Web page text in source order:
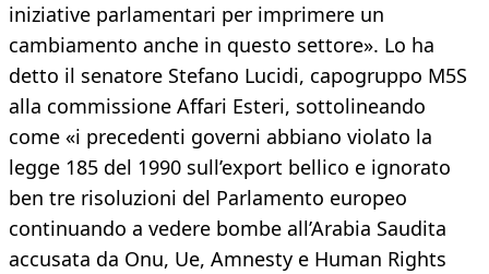
iniziative parlamentari per imprimere un
cambiamento anche in questo settore». Lo ha
detto il senatore Stefano Lucidi, capogruppo M5S
alla commissione Affari Esteri, sottolineando
come «i precedenti governi abbiano violato la
legge 185 del 1990 sull’export bellico e ignorato
ben tre risoluzioni del Parlamento europeo
continuando a vedere bombe all’Arabia Saudita
accusata da Onu, Ue, Amnesty e Human Rights